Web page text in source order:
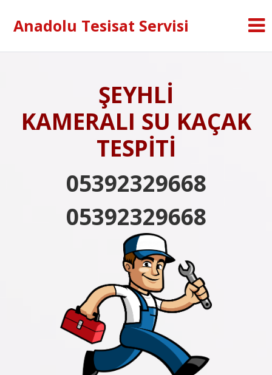
Anadolu Tesisat Servisi
ŞEYHLİ
KAMERALI SU KAÇAK
TESPİTİ
05392329668
05392329668